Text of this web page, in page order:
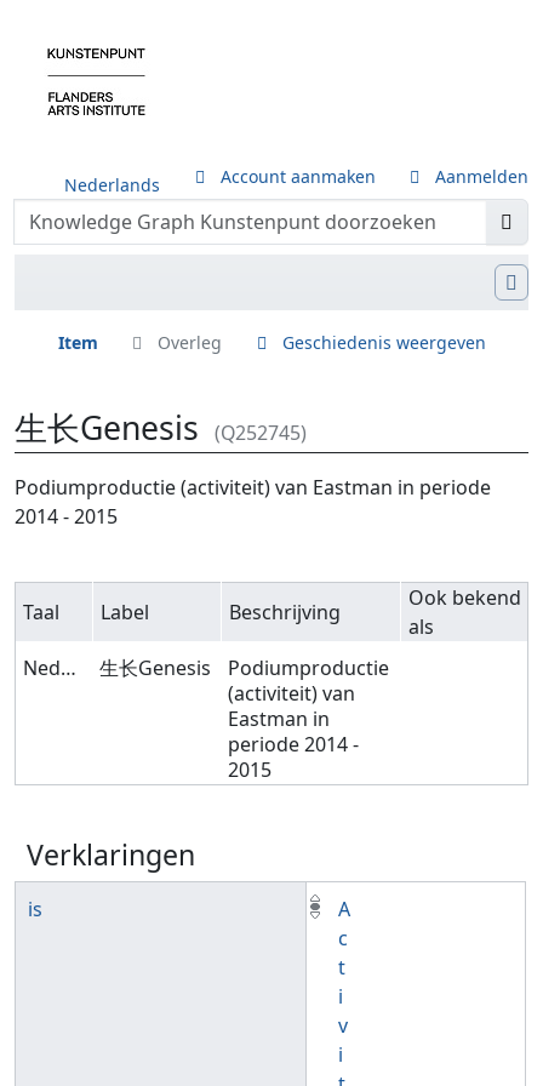
Nederlands Account aanmaken Aanmelden
Item Overleg Geschiedenis weergeven
生长Genesis (Q252745)
Ga naar:navigatie,zoeken
Podiumproductie (activiteit) van Eastman in periode
2014 - 2015
Taal Label Beschrijving
Ook bekend
als
Nederlands
生长Genesis
Podiumproductie
(activiteit) van
Eastman in
periode 2014 -
2015
Verklaringen
is
A
c
t
i
v
i